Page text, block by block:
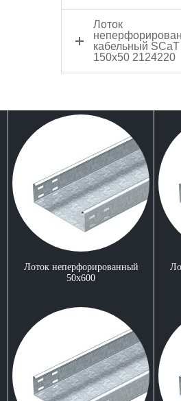
Лоток
кабельный
150х50 2124220
Лоток неперфорированный
50x600